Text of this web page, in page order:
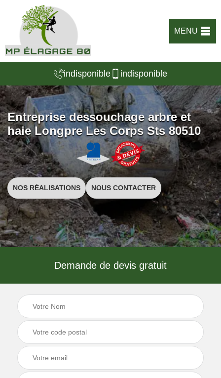
MENU
indisponible indisponible
Entreprise dessouchage arbre et
haie Longpre Les Corps Sts 80510
NOS RÉALISATIONS NOUS CONTACTER
Demande de devis gratuit